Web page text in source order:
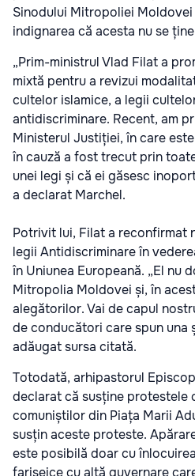
Sinodului Mitropoliei
indignarea că acesta nu se
„Prim-ministrul Vlad Filat a
mixtă pentru a revizui
cultelor islamice, a legii
antidiscriminare. Recent, am
Ministerul Justiției, în care
în cauză a fost trecut prin
unei legi și că ei găsesc
a declarat Marchel.
Potrivit lui, Filat a reconfirmat
legii Antidiscriminare în
în Uniunea Europeană. „El nu
Mitropolia Moldovei și, în
alegătorilor. Vai de capul
de conducători care spun una
adăugat sursa citată.
Totodată, arhipastorul
declarat că susține protestele
comuniștilor din Piața Marii
susțin aceste proteste.
este posibilă doar cu
fariseice cu altă guvernare